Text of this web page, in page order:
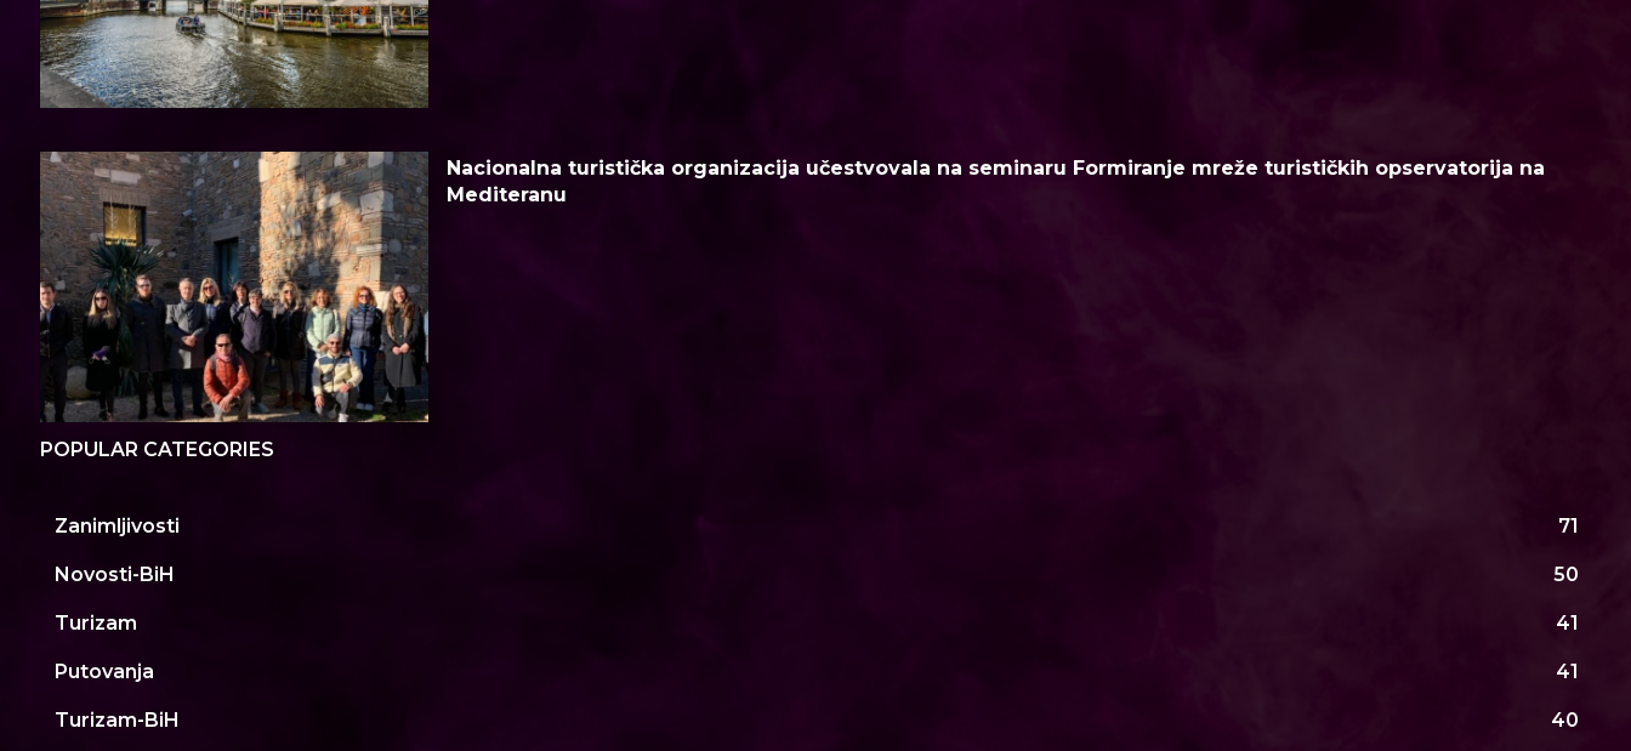
Nacionalna turistička organizacija učestvovala na seminaru Formiranje mreže turističkih opservatorija na
Mediteranu
POPULAR CATEGORIES
Zanimljivosti 71
Novosti-BiH 50
Turizam 41
Putovanja 41
Turizam-BiH 40